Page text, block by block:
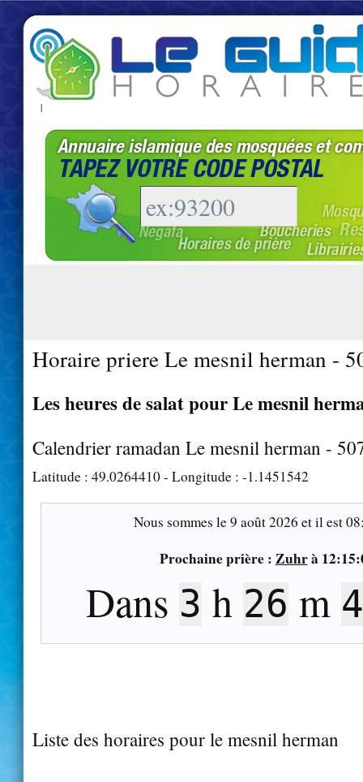
|
Horaire priere Le mesnil herman -
Les heures de salat pour Le mesnil
Calendrier ramadan Le mesnil herman -
Latitude : 49.0264410- Longitude : -1.1451542
Nous sommes le9 août 2026 et il est
Prochaine prière : Zuhrà
Dans 3 h 26 m
Liste des horaires pour le mesnil herman